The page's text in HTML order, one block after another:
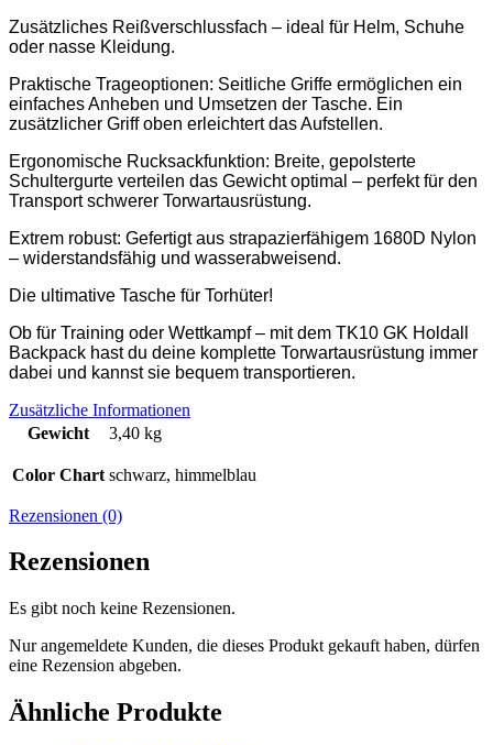
Zusätzliches Reißverschlussfach – ideal für Helm, Schuhe
oder nasse Kleidung.
Praktische Trageoptionen: Seitliche Griffe ermöglichen ein
einfaches Anheben und Umsetzen der Tasche. Ein
zusätzlicher Griff oben erleichtert das Aufstellen.
Ergonomische Rucksackfunktion: Breite, gepolsterte
Schultergurte verteilen das Gewicht optimal – perfekt für den
Transport schwerer Torwartausrüstung.
Extrem robust: Gefertigt aus strapazierfähigem 1680D Nylon
– widerstandsfähig und wasserabweisend.
Die ultimative Tasche für Torhüter!
Ob für Training oder Wettkampf– mit dem TK10 GK Holdall
Backpack hast du deine komplette Torwartausrüstung immer
dabei und kannst sie bequem transportieren.
Zusätzliche Informationen
Gewicht
3,40 kg
Color Chart schwarz, himmelblau
Rezensionen (0)
Rezensionen
Es gibt noch keine Rezensionen.
Nur angemeldete Kunden, die dieses Produkt gekauft haben, dürfen
eine Rezension abgeben.
Ähnliche Produkte